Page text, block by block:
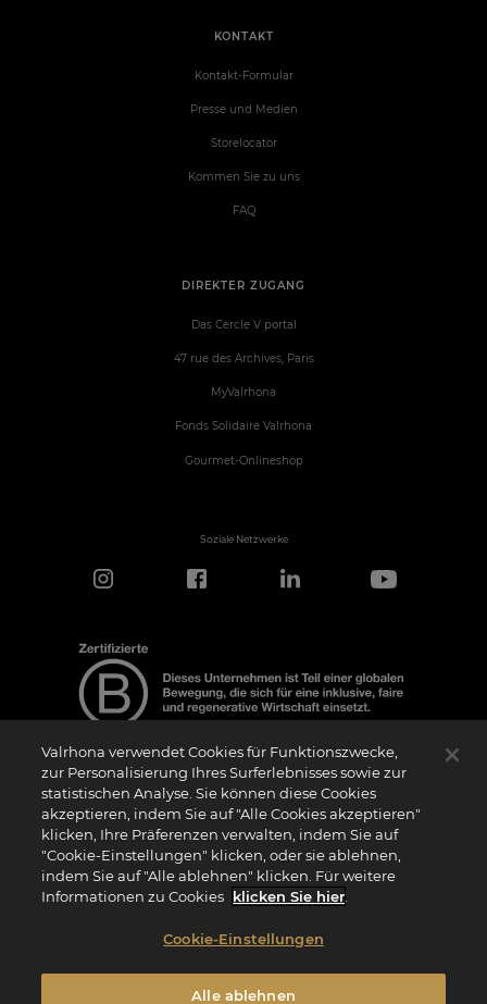
DIREKTER ZUGANG
Das Cercle V portal
47 rue des Archives, Paris
MyValrhona
Fonds Solidaire Valrhona
Gourmet-Onlineshop
KONTAKT
Kontakt-Formular
Presse und Medien
Storelocator
Kommen Sie zu uns
FAQ
Soziale Netzwerke
Hinweis zur Zertifizierung
Das Logo “Certified B Corporation” (bzw. die Versionen in anderen Sprachen, wie
z.B. “Zertifizierte B Corporation”) wird von B Lab, einer privaten Non-Profit-
Organisation, an Unternehmen vergeben, die wie wir das B Impact Assessment
(“BIA”) erfolgreich abgeschlossen haben und die Anforderungen von B Lab an
soziale und ökologische Leistung, Verantwortung und Transparenz erfüllen. Es wird
darauf hingewiesen, dass B Lab weder eine Konformitätsbewertungsstelle im Sinne
der Verordnung (EU) Nr. 765/2008 noch eine nationale, europäische oder
ist. Die Kriterien des BIA sind eigenständig und unabhängig von den harmonisierten
Standards, die sich aus ISO-Normen oder anderen Normungsgremien ergeben, und
ratifiziert.
Valrhona verwendet Cookies für Funktionszwecke,
zur Personalisierung Ihres Surferlebnisses sowie zur
statistischen Analyse. Sie können diese Cookies
akzeptieren, indem Sie auf "Alle Cookies akzeptieren"
klicken, Ihre Präferenzen verwalten, indem Sie auf
"Cookie-Einstellungen" klicken, oder sie ablehnen,
indem Sie auf "Alle ablehnen" klicken. Für weitere
Informationen zu Cookies klicken Sie hier
Cookie-Einstellungen
Alle ablehnen